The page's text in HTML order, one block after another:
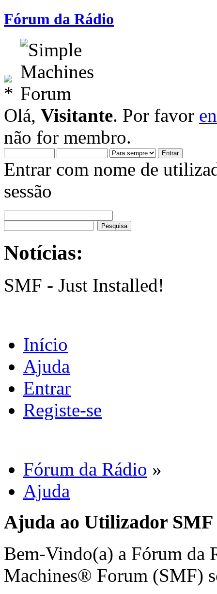
Fórum da Rádio
Olá, Visitante. Por favor
não for membro.
Entrar com nome de
sessão
Notícias:
SMF - Just Installed!
Início
Ajuda
Entrar
Registe-se
Fórum da Rádio »
Ajuda
Ajuda ao Utilizador SMF
Bem-Vindo(a) a Fórum da
Machines® Forum (SMF)